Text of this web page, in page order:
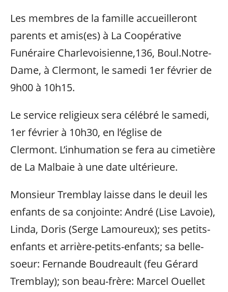
Les membres de la famille accueilleront
parents et amis(es) à La Coopérative
Funéraire Charlevoisienne,136, Boul.Notre-
Dame, à Clermont, le samedi 1er février de
9h00 à 10h15.
Le service religieux sera célébré le samedi,
1er février à 10h30, en l’église de
Clermont. L’inhumation se fera au cimetière
de La Malbaie à une date ultérieure.
Monsieur Tremblay laisse dans le deuil les
enfants de sa conjointe: André (Lise Lavoie),
Linda, Doris (Serge Lamoureux); ses petits-
enfants et arrière-petits-enfants; sa belle-
soeur: Fernande Boudreault (feu Gérard
Tremblay); son beau-frère: Marcel Ouellet